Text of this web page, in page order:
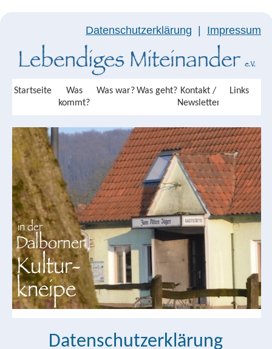
Datenschutzerklärung Impressum
Startseite
Was
kommt?
Was war? Was geht? Kontakt /
Newsletter
Links
Datenschutzerklärung